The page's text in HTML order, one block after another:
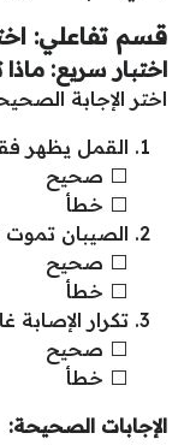
قسم تفاعلي:
اختبار سريع:
اختر الإجابة
القمل يظهر
⬜ صحيح
⬜ خطأ
الصيبان تموت
⬜ صحيح
⬜ خطأ
تكرار الإصابة
⬜ صحيح
⬜ خطأ
الإجابات الصحيحة: